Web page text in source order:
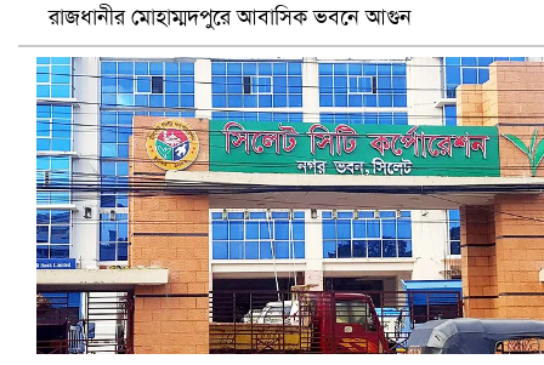
ভারতে ভয়াবহ সড়ক দুর্ঘটনা, নিহত ১৫
রাজধানীর মোহাম্মদপুরে আবাসিক ভবনে আগুন